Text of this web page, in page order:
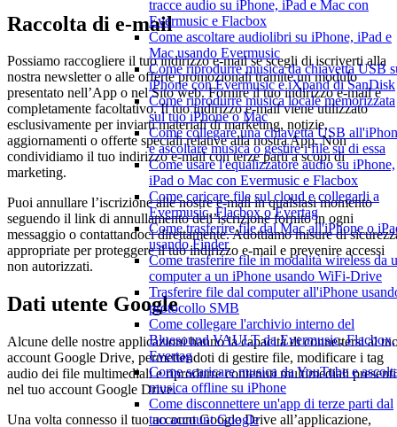
tracce audio su iPhone, iPad e Mac con
Evermusic e Flacbox
Come ascoltare audiolibri su iPhone, iPad e
Mac usando Evermusic
Come riprodurre musica da chiavetta USB
iPhone con Evermusic e iXpand di SanDisk
Come riprodurre musica locale memorizzata
sul tuo iPhone o Mac
Come collegare una chiavetta USB
e ascoltare musica o gestire i file su di essa
Come usare l'equalizzatore audio su iPhone,
iPad o Mac con Evermusic e Flacbox
Come caricare file sul cloud e collegarli a
Evermusic, Flacbox o Evertag
Come trasferire file dal Mac all'iPhone o
usando Finder
Come trasferire file in modalità wireless da
computer a un iPhone usando WiFi-Drive
Trasferire file dal computer all'iPhone
protocollo SMB
Come collegare l'archivio interno del
Bluesound VAULT da Evermusic, Flacbox,
Evertag
Come scaricare musica da YouTube e
musica offline su iPhone
Come disconnettere un'app di terze parti dal
tuo account Google
Raccolta di e-mail
Possiamo raccogliere il tuo indirizzo e-mail se scegli di iscriverti alla
nostra newsletter o alle offerte promozionali tramite un modulo
presentato nell’App o nel Sito web. Fornire il tuo indirizzo e-mail è
completamente facoltativo. Il tuo indirizzo e-mail viene utilizzato
esclusivamente per inviarti materiali di marketing, notizie,
aggiornamenti o offerte speciali relative alla nostra App. Non
condividiamo il tuo indirizzo e-mail con terze parti a scopi di
marketing.
Puoi annullare l’iscrizione alle nostre e-mail in qualsiasi momento
seguendo il link di annullamento dell’iscrizione fornito in ogni
messaggio o contattandoci direttamente. Adottiamo misure di
appropriate per proteggere il tuo indirizzo e-mail e prevenire accessi
non autorizzati.
Dati utente Google
Alcune delle nostre applicazioni hanno la capacità di connettersi al
account Google Drive, permettendoti di gestire file, modificare i tag
audio dei file multimediali e riprodurre contenuti multimediali presenti
nel tuo account Google Drive.
Una volta connesso il tuo account Google Drive all’applicazione,